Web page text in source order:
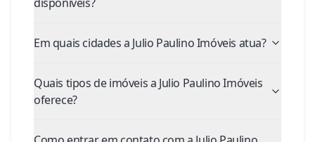
Em quais cidades a Julio Paulino Imóveis atua?
Quais tipos de imóveis a Julio Paulino Imóveis
oferece?